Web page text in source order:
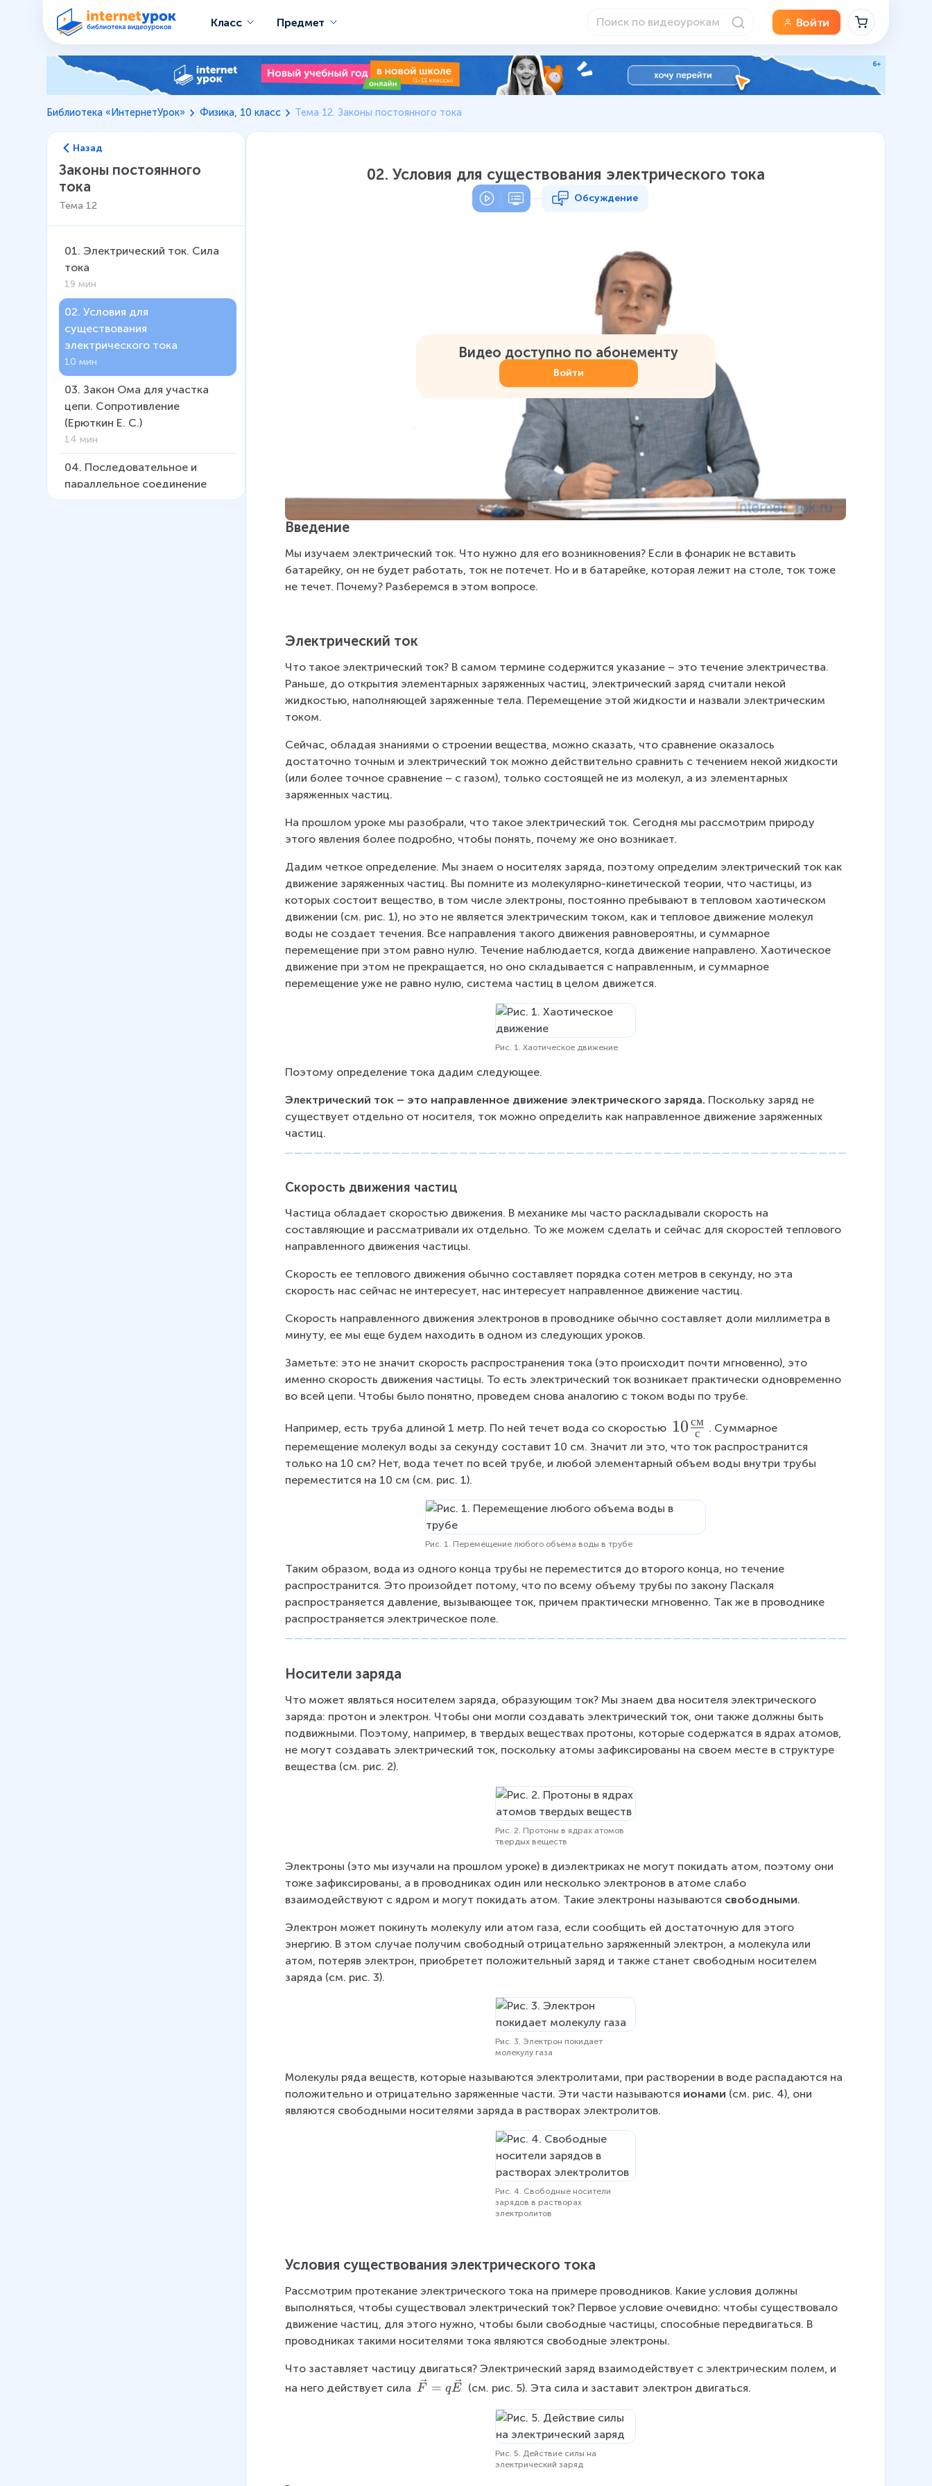
Класс Предмет Войти
Библиотека «ИнтернетУрок» Физика, 10 класс Тема 12. Законы постоянного тока
Назад
Законы постоянного
тока
Тема 12
01. Электрический ток. Сила
тока
19 мин
02. Условия для
существования
электрического тока
10 мин
03. Закон Ома для участка
цепи. Сопротивление
(Ерюткин Е. С.)
14 мин
04. Последовательное и
параллельное соединение
резисторов
02. Условия для существования электрического тока
Обсуждение
Видео доступно по абонементу
Войти
Введение
Мы изучаем электрический ток. Что нужно для его возникновения? Если в фонарик не вставить
батарейку, он не будет работать, ток не потечет. Но и в батарейке, которая лежит на столе, ток тоже
не течет. Почему? Разберемся в этом вопросе.
Электрический ток
Что такое электрический ток? В самом термине содержится указание – это течение электричества.
Раньше, до открытия элементарных заряженных частиц, электрический заряд считали некой
жидкостью, наполняющей заряженные тела. Перемещение этой жидкости и назвали электрическим
током.
Сейчас, обладая знаниями о строении вещества, можно сказать, что сравнение оказалось
достаточно точным и электрический ток можно действительно сравнить с течением некой жидкости
(или более точное сравнение – с газом), только состоящей не из молекул, а из элементарных
заряженных частиц.
На прошлом уроке мы разобрали, что такое электрический ток. Сегодня мы рассмотрим природу
этого явления более подробно, чтобы понять, почему же оно возникает.
Дадим четкое определение. Мы знаем о носителях заряда, поэтому определим электрический ток как
движение заряженных частиц. Вы помните из молекулярно-кинетической теории, что частицы, из
которых состоит вещество, в том числе электроны, постоянно пребывают в тепловом хаотическом
движении (см. рис. 1), но это не является электрическим током, как и тепловое движение молекул
воды не создает течения. Все направления такого движения равновероятны, и суммарное
перемещение при этом равно нулю. Течение наблюдается, когда движение направлено. Хаотическое
движение при этом не прекращается, но оно складывается с направленным, и суммарное
перемещение уже не равно нулю, система частиц в целом движется.
Рис. 1. Хаотическое движение
Поэтому определение тока дадим следующее.
Электрический ток – это направленное движение электрического заряда. Поскольку заряд не
существует отдельно от носителя, ток можно определить как направленное движение заряженных
частиц.
Скорость движения частиц
Частица обладает скоростью движения. В механике мы часто раскладывали скорость на
составляющие и рассматривали их отдельно. То же можем сделать и сейчас для скоростей теплового
направленного движения частицы.
Скорость ее теплового движения обычно составляет порядка сотен метров в секунду, но эта
скорость нас сейчас не интересует, нас интересует направленное движение частиц.
Скорость направленного движения электронов в проводнике обычно составляет доли миллиметра в
минуту, ее мы еще будем находить в одном из следующих уроков.
Заметьте: это не значит скорость распространения тока (это происходит почти мгновенно), это
именно скорость движения частицы. То есть электрический ток возникает практически одновременно
во всей цепи. Чтобы было понятно, проведем снова аналогию с током воды по трубе.
Например, есть труба длиной 1 метр. По ней течет вода со скоростью 1
0
\
r
{
с
м
{
10 с
см . Суммарное
перемещение молекул воды за секунду составит 10 см. Значит ли это, что ток распространится
только на 10 см? Нет, вода течет по всей трубе, и любой элементарный объем воды внутри трубы
переместится на 10 см (см. рис. 1).
Рис. 1. Перемещение любого объема воды в трубе
Таким образом, вода из одного конца трубы не переместится до второго конца, но течение
распространится. Это произойдет потому, что по всему объему трубы по закону Паскаля
распространяется давление, вызывающее ток, причем практически мгновенно. Так же в проводнике
распространяется электрическое поле.
Носители заряда
Что может являться носителем заряда, образующим ток? Мы знаем два носителя электрического
заряда: протон и электрон. Чтобы они могли создавать электрический ток, они также должны быть
подвижными. Поэтому, например, в твердых веществах протоны, которые содержатся в ядрах атомов,
не могут создавать электрический ток, поскольку атомы зафиксированы на своем месте в структуре
вещества (см. рис. 2).
Рис. 2. Протоны в ядрах атомов
твердых веществ
Электроны (это мы изучали на прошлом уроке) в диэлектриках не могут покидать атом, поэтому они
тоже зафиксированы, а в проводниках один или несколько электронов в атоме слабо
взаимодействуют с ядром и могут покидать атом. Такие электроны называются свободными.
Электрон может покинуть молекулу или атом газа, если сообщить ей достаточную для этого
энергию. В этом случае получим свободный отрицательно заряженный электрон, а молекула или
атом, потеряв электрон, приобретет положительный заряд и также станет свободным носителем
заряда (см. рис. 3).
Рис. 3. Электрон покидает
молекулу газа
Молекулы ряда веществ, которые называются электролитами, при растворении в воде распадаются на
положительно и отрицательно заряженные части. Эти части называются ионами (см. рис. 4), они
являются свободными носителями заряда в растворах электролитов.
Рис. 4. Свободные носители
зарядов в растворах
электролитов
Условия существования электрического тока
Рассмотрим протекание электрического тока на примере проводников. Какие условия должны
выполняться, чтобы существовал электрический ток? Первое условие очевидно: чтобы существовало
движение частиц, для этого нужно, чтобы были свободные частицы, способные передвигаться. В
проводниках такими носителями тока являются свободные электроны.
Что заставляет частицу двигаться? Электрический заряд взаимодействует с электрическим полем, и
на него действует сила
\
F = qE (см. рис. 5). Эта сила и заставит электрон двигаться.
Рис. 5. Действие силы на
электрический заряд